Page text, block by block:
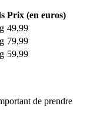
Prix (en euros)
49,99
79,99
59,99
de prendre